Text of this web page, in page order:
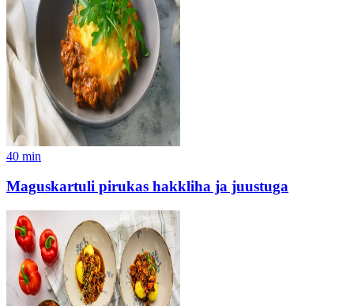
40 min
Maguskartuli pirukas hakkliha ja juustuga